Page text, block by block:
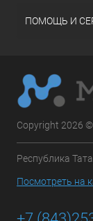
ПОМОЩЬ И
Copyright 2026
Республика
Посмотреть на